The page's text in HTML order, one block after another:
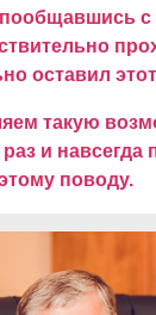
оставил
такую
и
поводу.